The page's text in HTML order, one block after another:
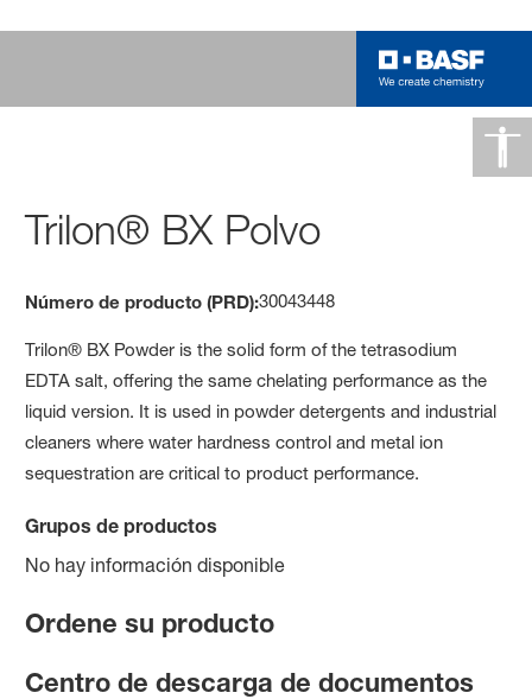
Trilon® BX Polvo
Número de producto (PRD):30043448
Trilon® BX Powder is the solid form of the tetrasodium
EDTA salt, offering the same chelating performance as the
liquid version. It is used in powder detergents and industrial
cleaners where water hardness control and metal ion
sequestration are critical to product performance.
Grupos de productos
No hay información disponible
Ordene su producto
Centro de descarga de documentos